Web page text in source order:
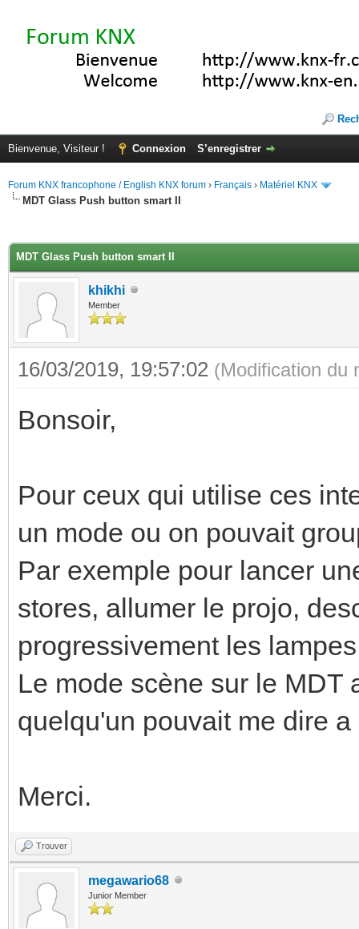
Bienvenue, Visiteur ! Connexion S’enregistrer
Forum KNX francophone / English KNX forum › Français › Matériel KNX
MDT Glass Push button smart II
MDT Glass Push button smart II
khikhi
Member
16/03/2019, 19:57:02 (Modification du
Bonsoir,
Pour ceux qui utilise ces
un mode ou on pouvait
Par exemple pour lancer
stores, allumer le projo,
progressivement les
Le mode scène sur le MDT
quelqu'un pouvait me dire
Merci.
Trouver
megawario68
Junior Member